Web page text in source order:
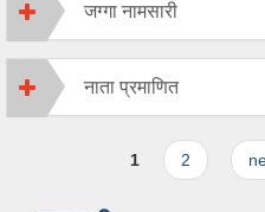
जग्गा नामसारी
नाता प्रमाणित
1 2